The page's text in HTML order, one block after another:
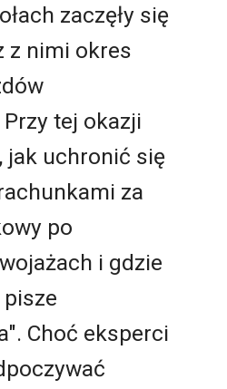
zaczęły się
z nimi okres
tej okazji
jak uchronić się
za
po
i gdzie
pisze
Choć eksperci